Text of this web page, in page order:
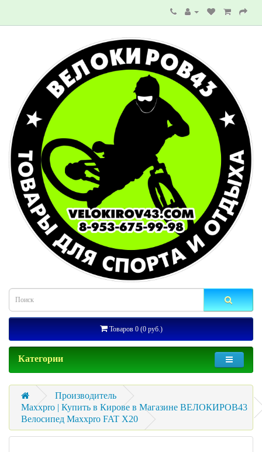
Товаров 0 (0 руб.)
Категории
Производитель
Maxxpro | Купить в Кирове в Магазине ВЕЛОКИРОВ43
Велосипед Maxxpro FAT X20